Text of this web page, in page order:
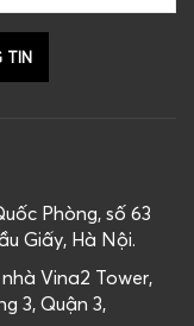
Phòng, số 63
Giấy, Hà Nội.
Vina2 Tower,
3, Quận 3,